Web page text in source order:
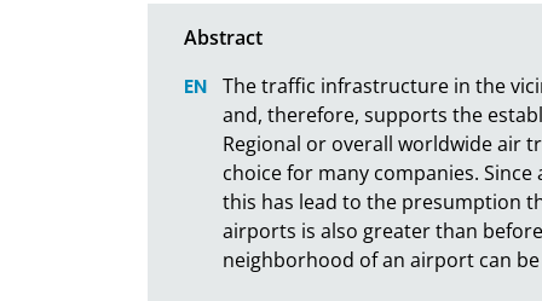
The traffic infrastructure in the
and, therefore, supports the
Regional or overall worldwide air
choice for many companies.
this has lead to the presumption
airports is also greater than
neighborhood of an airport can